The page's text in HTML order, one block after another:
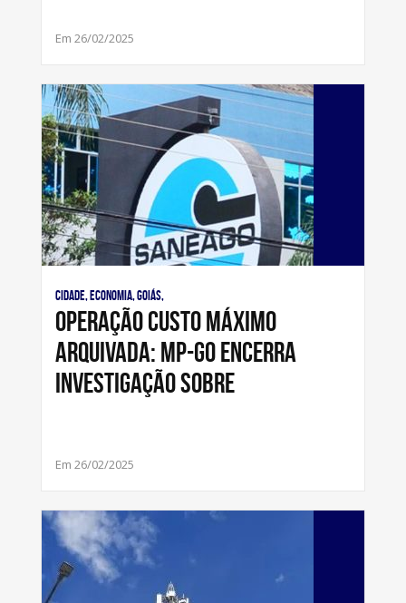
Em 26/02/2025
Cidade, Economia, Goiás,
Operação Custo Máximo
arquivada: MP-GO encerra
investigação sobre
Em 26/02/2025